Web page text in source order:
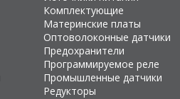
Комплектующие
Материнские платы
Оптоволоконные датчики
Предохранители
Программируемое реле
Промышленные датчики
Редукторы